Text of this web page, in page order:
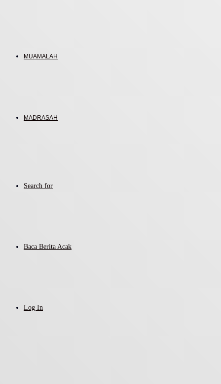
MUAMALAH
MADRASAH
Search for
Baca Berita Acak
Log In